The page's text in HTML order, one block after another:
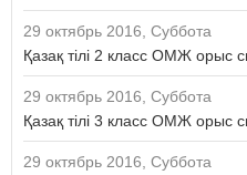
29 октябрь 2016, Суббота
Қазақ тілі 2 класс ОМЖ орыс
29 октябрь 2016, Суббота
Қазақ тілі 3 класс ОМЖ орыс
29 октябрь 2016, Суббота